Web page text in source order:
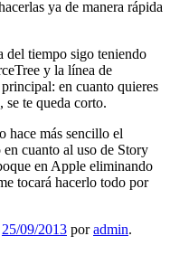
ya de manera rápida
del tiempo sigo teniendo
y la línea de
en cuanto quieres
se te queda corto.
hace más sencillo el
cuanto al uso de Story
en Apple eliminando
tocará hacerlo todo por
25/09/2013 poradmin.